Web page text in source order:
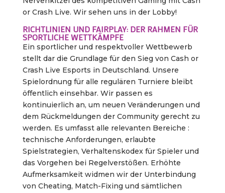
or Crash Live. Wir sehen uns in der Lobby!
RICHTLINIEN UND FAIRPLAY: DER RAHMEN FÜR
SPORTLICHE WETTKÄMPFE
Ein sportlicher und respektvoller Wettbewerb
stellt dar die Grundlage für den Sieg von Cash or
Crash Live Esports in Deutschland. Unsere
Spielordnung für alle regulären Turniere bleibt
öffentlich einsehbar. Wir passen es
kontinuierlich an, um neuen Veränderungen und
dem Rückmeldungen der Community gerecht zu
werden. Es umfasst alle relevanten Bereiche :
technische Anforderungen, erlaubte
Spielstrategien, Verhaltenskodex für Spieler und
das Vorgehen bei Regelverstößen. Erhöhte
Aufmerksamkeit widmen wir der Unterbindung
von Cheating, Match-Fixing und sämtlichen